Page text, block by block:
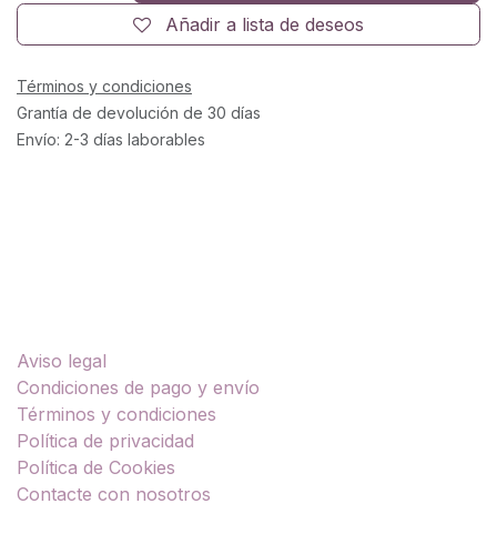
Añadir a lista de deseos
Términos y condiciones
Grantía de devolución de 30 días
Envío: 2-3 días laborables
Aviso legal
Condiciones de pago y envío
Términos y condiciones
Política de privacidad
Política de Cookies
Contacte con nosotros